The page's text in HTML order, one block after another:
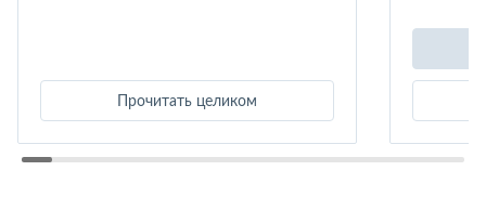
Прочитать целиком